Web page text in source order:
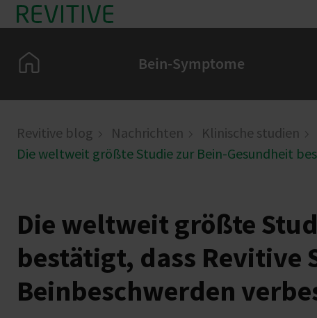
Skip to main content
Home Bein-Symptome
Revitive blog Nachrichten
Klinische studien
Die weltweit größte Studie zur Bein-Gesundheit
Die weltweit größte
bestätigt, dass Revitive
Beinbeschwerden